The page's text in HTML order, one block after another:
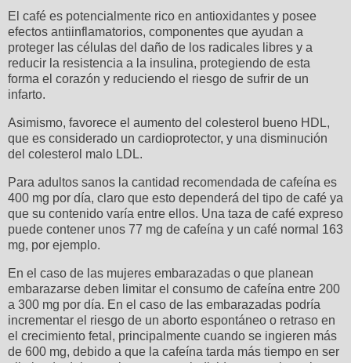
El café es potencialmente rico en antioxidantes y posee
efectos antiinflamatorios, componentes que ayudan a
proteger las células del daño de los radicales libres y a
reducir la resistencia a la insulina, protegiendo de esta
forma el corazón y reduciendo el riesgo de sufrir de un
infarto.
Asimismo, favorece el aumento del colesterol bueno HDL,
que es considerado un cardioprotector, y una disminución
del colesterol malo LDL.
Para adultos sanos la cantidad recomendada de cafeína es
400 mg por día, claro que esto dependerá del tipo de café ya
que su contenido varía entre ellos. Una taza de café expreso
puede contener unos 77 mg de cafeína y un café normal 163
mg, por ejemplo.
En el caso de las mujeres embarazadas o que planean
embarazarse deben limitar el consumo de cafeína entre 200
a 300 mg por día. En el caso de las embarazadas podría
incrementar el riesgo de un aborto espontáneo o retraso en
el crecimiento fetal, principalmente cuando se ingieren más
de 600 mg, debido a que la cafeína tarda más tiempo en ser